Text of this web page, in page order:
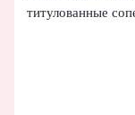
титулованные